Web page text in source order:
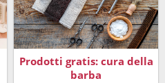
Prodotti gratis: cura della
barba